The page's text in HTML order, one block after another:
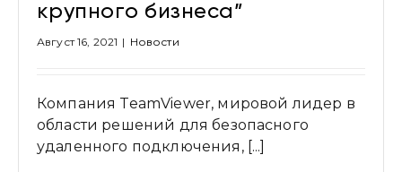
крупного бизнеса”
Август 16, 2021 | Новости
Компания TeamViewer, мировой лидер в
области решений для безопасного
удаленного подключения, [...]